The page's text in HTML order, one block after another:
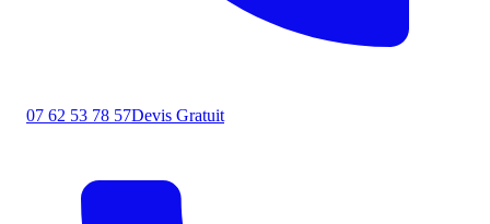
07 62 53 78 57Devis Gratuit